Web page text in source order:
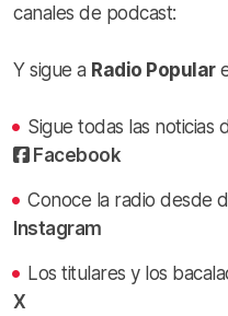
canales de podcast:
Y sigue a Radio Popular
Sigue todas las noticias
Facebook
Conoce la radio desde
Instagram
Los titulares y los
X